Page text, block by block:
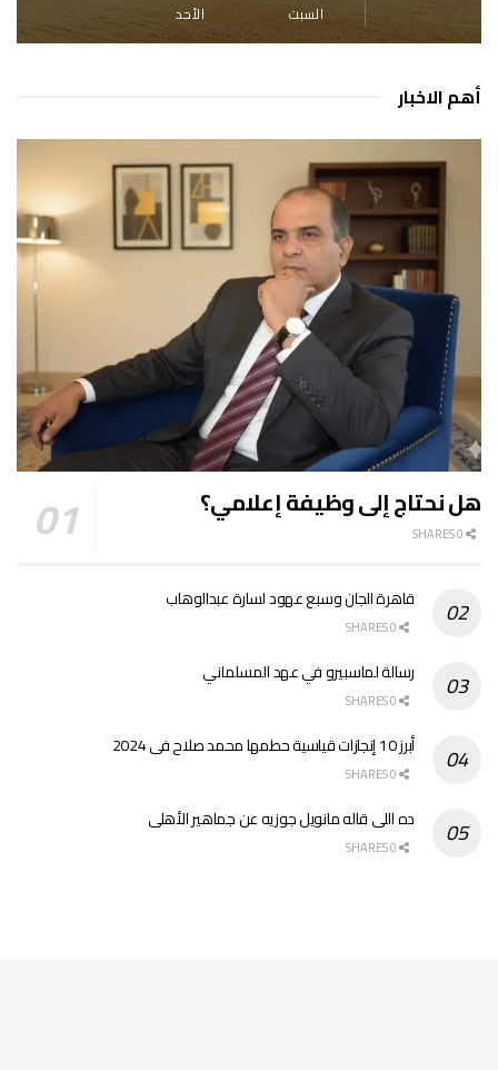
السبت الأحد
أهم الاخبار
هل نحتاج إلى وظيفة إعلامي؟
قاهرة الجان وسبع عهود لسارة عبدالوهاب
رسالة لماسبيرو في عهد المسلماني
أبرز 10 إنجازات قياسية حطمها محمد صلاح فى 2024
ده اللى قاله مانويل جوزيه عن جماهير الأهلى